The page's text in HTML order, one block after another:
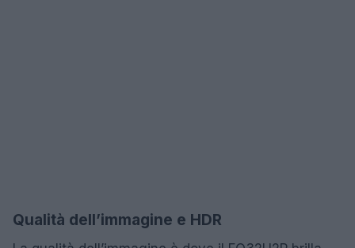
Qualità dell’immagine e HDR